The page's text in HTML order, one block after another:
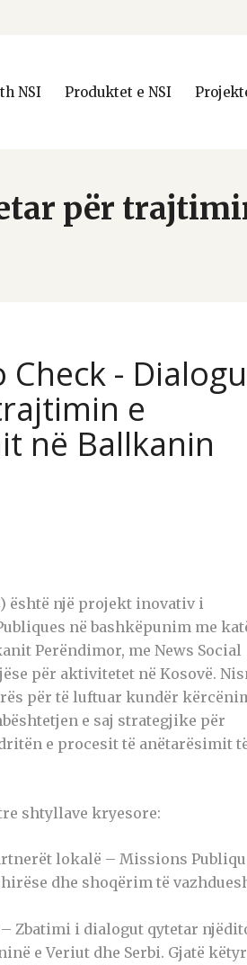
NSI Produktet e NSI
për
Check - Dialogu
e
në Ballkanin
është një projekt inovativ i
në bashkëpunim me
Perëndimor, me News Social
për aktivitetet në Kosovë.
për të luftuar kundër
e saj strategjike për
e procesit të anëtarësimit
shtyllave kryesore:
lokalë – Missions
dhe shoqërim të
Zbatimi i dialogut qytetar
e Veriut dhe Serbi. Gjatë